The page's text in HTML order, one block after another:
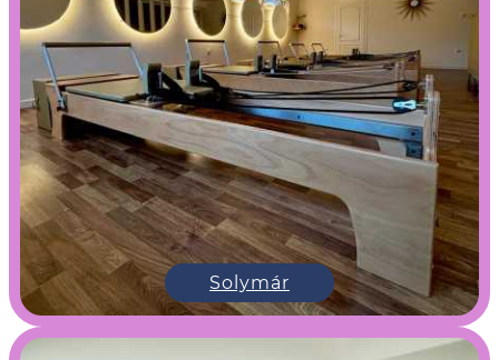
Solymár